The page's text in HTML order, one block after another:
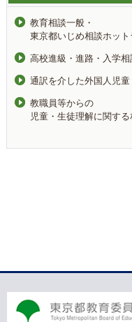
教育相談一般・
東京都いじめ相談ホット
高校進級・進路・入学相
通訳を介した外国人児
教職員等からの
児童・生徒理解に関する